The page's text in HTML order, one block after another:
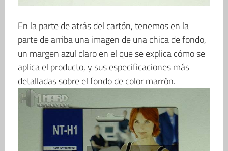
En la parte de atrás del cartón, tenemos en la
parte de arriba una imagen de una chica de fondo,
un margen azul claro en el que se explica cómo se
aplica el producto, y sus especificaciones más
detalladas sobre el fondo de color marrón.